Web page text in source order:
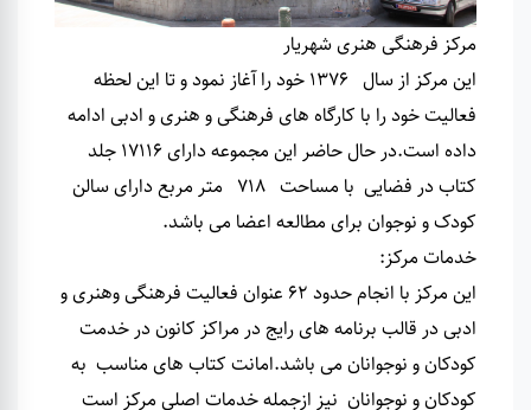
مرکز فرهنگی هنری شهریار
این مرکز از سال 1376 خود را آغاز نمود و تا این لحظه
فعالیت خود را با کارگاه های فرهنگی و هنری و ادبی ادامه
داده است.
در حال حاضر این مجموعه دارای 17116 جلد
کتاب در فضایی با مساحت 718 متر مربع دارای سالن
کودک و نوجوان برای مطالعه اعضا می باشد.
خدمات مرکز:
این مرکز با انجام حدود 62 عنوان فعالیت فرهنگی وهنری و
ادبی در قالب برنامه های رایج در مراکز کانون در خدمت
کودکان و نوجوانان می باشد.امانت کتاب های مناسب به
کودکان و نوجوانان نیز ازجمله خدمات اصلی مرکز است